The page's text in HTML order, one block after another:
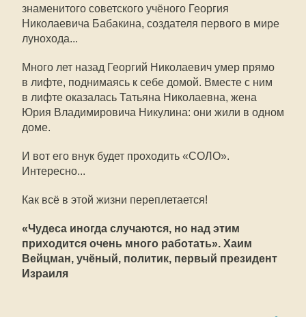
знаменитого советского учёного Георгия
Николаевича Бабакина, создателя первого в мире
лунохода...
Много лет назад Георгий Николаевич умер прямо
в лифте, поднимаясь к себе домой. Вместе с ним
в лифте оказалась Татьяна Николаевна, жена
Юрия Владимировича Никулина: они жили в одном
доме.
И вот его внук будет проходить «СОЛО».
Интересно...
Как всё в этой жизни переплетается!
«Чудеса иногда случаются, но над этим
приходится очень много работать». Хаим
Вейцман, учёный, политик, первый президент
Израиля